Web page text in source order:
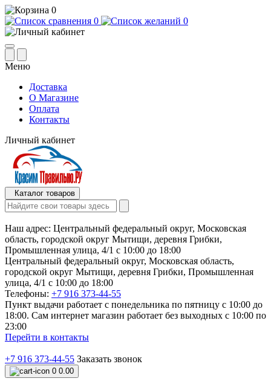
0
0
0
Меню
Доставка
О Магазине
Оплата
Контакты
Личный кабинет
Каталог товаров
Наш адрес: Центральный федеральный округ, Московская
область, городской округ Мытищи, деревня Грибки,
Промышленная улица, 4/1 с 10:00 до 18:00
Центральный федеральный округ, Московская область,
городской округ Мытищи, деревня Грибки, Промышленная
улица, 4/1 с 10:00 до 18:00
Телефоны: +7 916 373-44-55
Пункт выдачи работает с понедельника по пятницу с 10:00 до
18:00. Сам интернет магазин работает без выходных с 10:00 по
23:00
Перейти в контакты
+7 916 373-44-55 Заказать звонок
0 0.00